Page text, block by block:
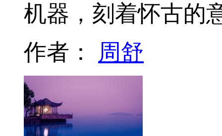
机器，刻着怀古的
作者： 周舒